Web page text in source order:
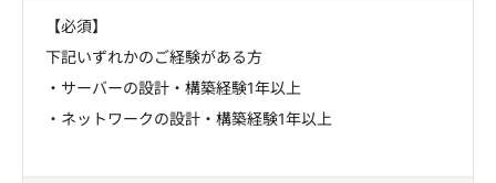
【必須】
下記いずれかのご経験がある方
・サーバーの設計・構築経験1年以上
・ネットワークの設計・構築経験1年以上